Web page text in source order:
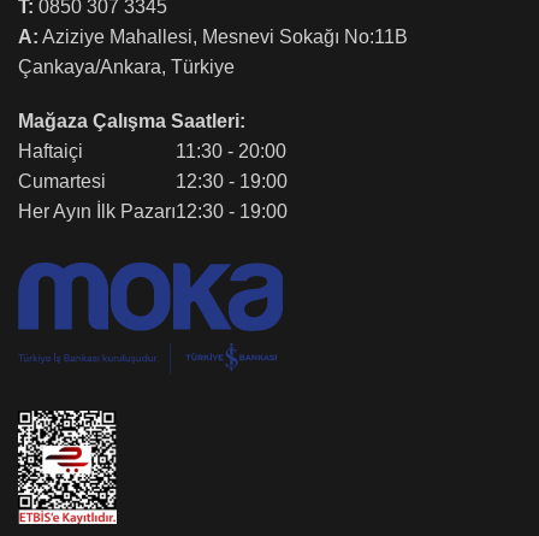
T: 0850 307 3345
A: Aziziye Mahallesi, Mesnevi Sokağı No:11B
Çankaya/Ankara, Türkiye
Mağaza Çalışma Saatleri:
Haftaiçi
Cumartesi
Her Ayın İlk Pazarı
11:30 - 20:00
12:30 - 19:00
12:30 - 19:00